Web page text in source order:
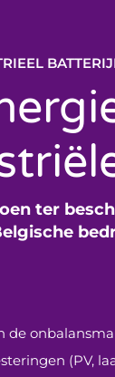
ter
de
(PV,